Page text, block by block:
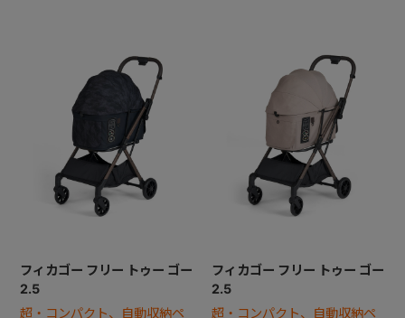
フィカゴー フリー トゥー ゴー
2.5
超・コンパクト、自動収納ペ
フィカゴー フリー トゥー ゴー
2.5
超・コンパクト、自動収納ペ